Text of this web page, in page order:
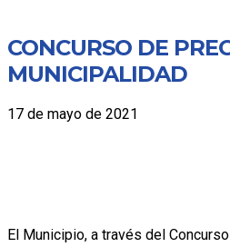
CONCURSO DE
MUNICIPALIDAD
17 de mayo de 2021
El Municipio, a través del